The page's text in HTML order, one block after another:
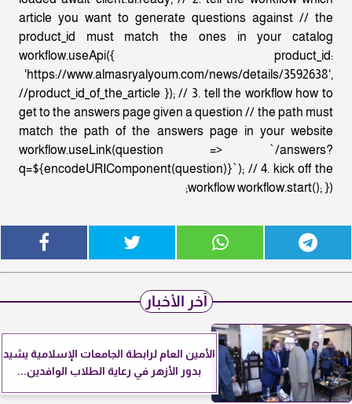
article you want to generate questions against // the
product_id must match the ones in your catalog
workflow.useApi({ product_id:
'https://www.almasryalyoum.com/news/details/3592638',
//product_id_of_the_article }); // 3. tell the workflow how to
get to the answers page given a question // the path must
match the path of the answers page in your website
workflow.useLink(question => `/answers?
q=${encodeURIComponent(question)}`); // 4. kick off the
workflow workflow.start(); });
آخر الأخبار
الأمين العام لرابطة الجامعات الإسلامية يشيد
بدور الأزهر في رعاية الطلاب الوافدين...